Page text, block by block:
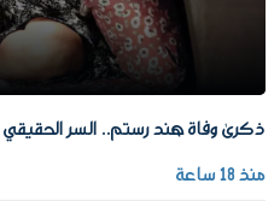
ذكرى وفاة هند رستم.. السر الحقيقي
منذ 18 ساعة